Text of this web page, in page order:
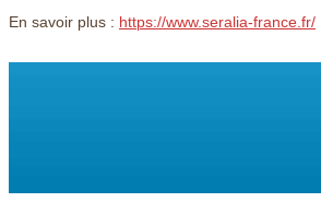
En savoir plus : https://www.seralia-france.fr/